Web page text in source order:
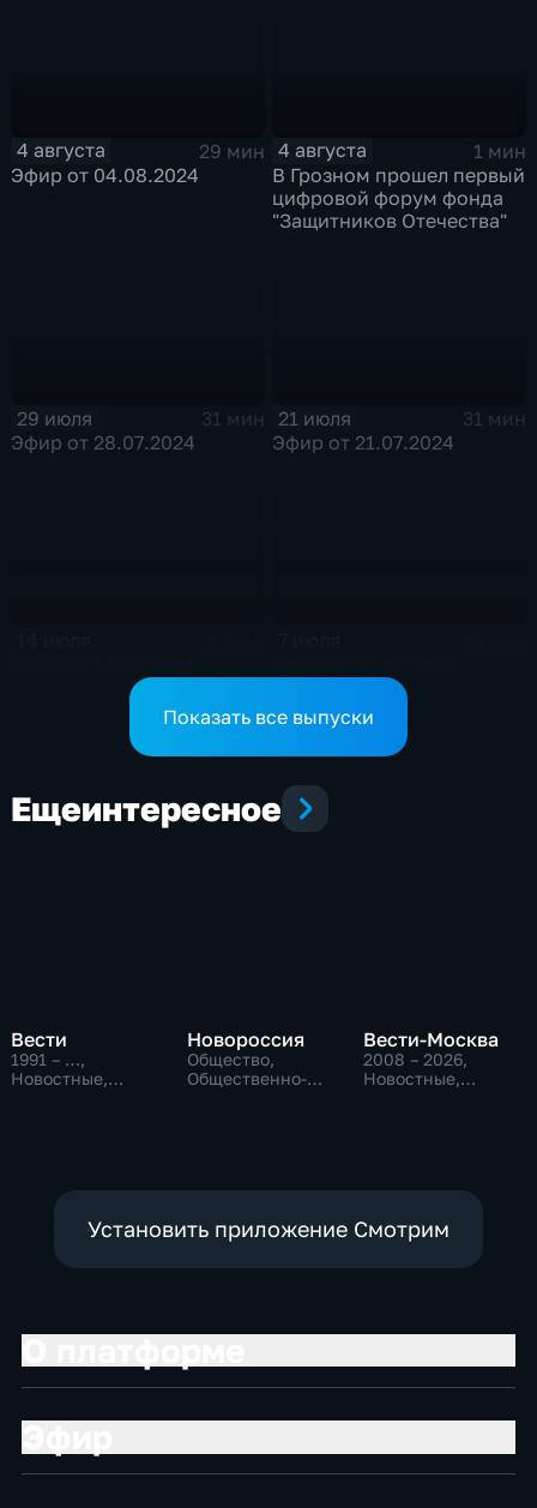
4 августа
29 мин
Эфир от 04.08.2024
4 августа
1 мин
В Грозном прошел первый
цифровой форум фонда
"Защитников Отечества"
29 июля
31 мин
Эфир от 28.07.2024
21 июля
31 мин
Эфир от 21.07.2024
Показать все выпуски
Ещеинтересное
Вести
1991 – …,
Новостные,
Новороссия
Общество,
Общественно-
Вести-Москва
2008 – 2026,
Новостные,
Установить приложение Смотрим